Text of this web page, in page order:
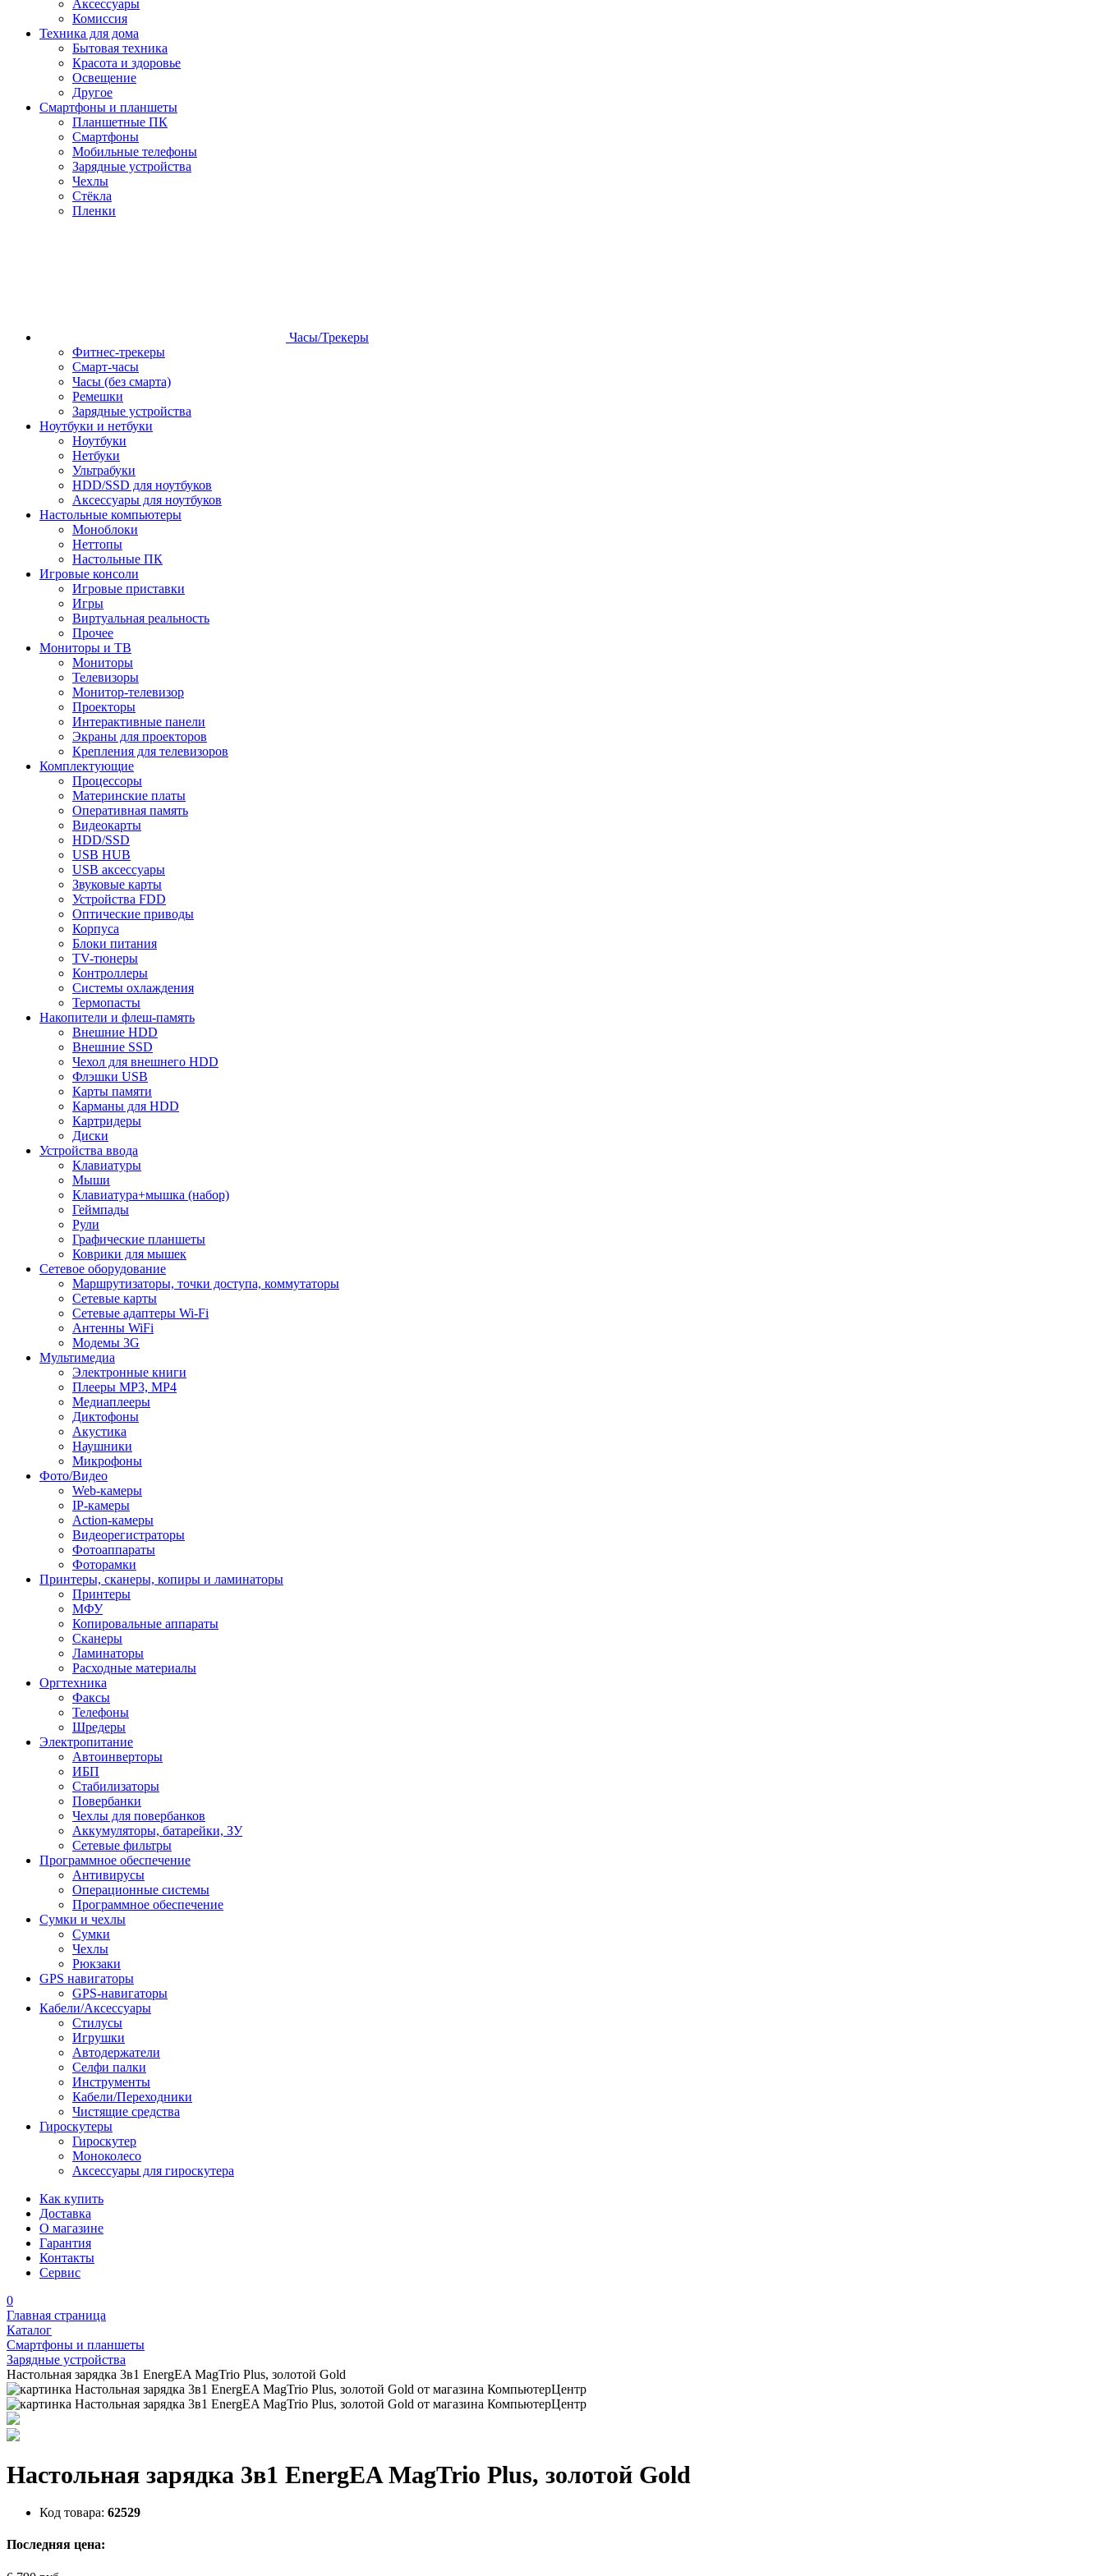
Аксессуары
Комиссия
Техника для дома
Бытовая техника
Красота и здоровье
Освещение
Другое
Смартфоны и планшеты
Планшетные ПК
Смартфоны
Мобильные телефоны
Зарядные устройства
Чехлы
Стёкла
Пленки
Часы/Трекеры
Фитнес-трекеры
Смарт-часы
Часы (без смарта)
Ремешки
Зарядные устройства
Ноутбуки и нетбуки
Ноутбуки
Нетбуки
Ультрабуки
HDD/SSD для ноутбуков
Аксессуары для ноутбуков
Настольные компьютеры
Моноблоки
Неттопы
Настольные ПК
Игровые консоли
Игровые приставки
Игры
Виртуальная реальность
Прочее
Мониторы и ТВ
Мониторы
Телевизоры
Монитор-телевизор
Проекторы
Интерактивные панели
Экраны для проекторов
Крепления для телевизоров
Комплектующие
Процессоры
Материнские платы
Оперативная память
Видеокарты
HDD/SSD
USB HUB
USB аксессуары
Звуковые карты
Устройства FDD
Оптические приводы
Корпуса
Блоки питания
TV-тюнеры
Контроллеры
Системы охлаждения
Термопасты
Накопители и флеш-память
Внешние HDD
Внешние SSD
Чехол для внешнего HDD
Флэшки USB
Карты памяти
Карманы для HDD
Картридеры
Диски
Устройства ввода
Клавиатуры
Мыши
Клавиатура+мышка (набор)
Геймпады
Рули
Графические планшеты
Коврики для мышек
Сетевое оборудование
Маршрутизаторы, точки доступа, коммутаторы
Сетевые карты
Сетевые адаптеры Wi-Fi
Антенны WiFi
Модемы 3G
Мультимедиа
Электронные книги
Плееры MP3, MP4
Медиаплееры
Диктофоны
Акустика
Наушники
Микрофоны
Фото/Видео
Web-камеры
IP-камеры
Action-камеры
Видеорегистраторы
Фотоаппараты
Фоторамки
Принтеры, сканеры, копиры и ламинаторы
Принтеры
МФУ
Копировальные аппараты
Сканеры
Ламинаторы
Расходные материалы
Оргтехника
Факсы
Телефоны
Шредеры
Электропитание
Автоинверторы
ИБП
Стабилизаторы
Повербанки
Чехлы для повербанков
Аккумуляторы, батарейки, ЗУ
Сетевые фильтры
Программное обеспечение
Антивирусы
Операционные системы
Программное обеспечение
Сумки и чехлы
Сумки
Чехлы
Рюкзаки
GPS навигаторы
GPS-навигаторы
Кабели/Аксессуары
Стилусы
Игрушки
Автодержатели
Селфи палки
Инструменты
Кабели/Переходники
Чистящие средства
Гироскутеры
Гироскутер
Моноколесо
Аксессуары для гироскутера
Как купить
Доставка
О магазине
Гарантия
Контакты
Сервис
0
Главная страница
Каталог
Смартфоны и планшеты
Зарядные устройства
Настольная зарядка 3в1 EnergEA MagTrio Plus, золотой Gold
Настольная зарядка 3в1 EnergEA MagTrio Plus, золотой Gold
Код товара: 62529
Последняя цена: